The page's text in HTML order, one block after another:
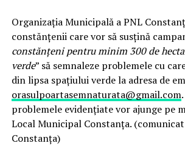
Organizația Municipală a PNL
constănțenii care vor să susțină
constănțeni pentru minim 300 de
verde” să semnaleze problemele cu
din lipsa spațiului verde la adresa de
orasulpoartasemnaturata@gmail.com
problemele evidențiate vor ajunge pe
Local Municipal Constanța.
Constanța)